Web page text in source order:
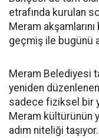
etrafında kurulan
Meram
geçmiş ile bugünü
Meram Belediyesi
yeniden
sadece fiziksel bir
Meram kültürünün
adım niteliği